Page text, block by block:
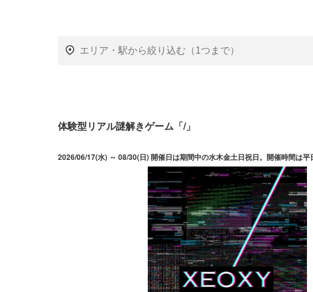
体験型リアル謎解きゲーム「/」